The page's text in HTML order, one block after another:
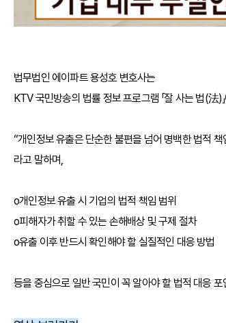
법무법인 에이파트 용성호 변호사는
KTV 국민방송의 법률 정보 프로그램 「잘 사는 법(法)
“개인정보 유출은 단순한 불편을 넘어 명백한 법적
라고 말하며,
o개인정보 유출 시 기업의 법적 책임 범위
o피해자가 취할 수 있는 손해배상 및 구제 절차
o유출 이후 반드시 확인해야 할 실질적인 대응 방법
등을 중심으로 일반 국민이 꼭 알아야 할 법적 대응